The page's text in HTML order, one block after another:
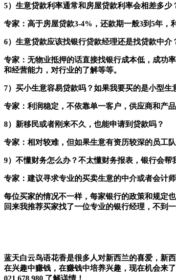
5）生意贷款利率通常和房屋贷款利率会相差多少
专家：高于房屋贷款3-4%，还款期一般3到5年
6）生意贷款应该找银行贷款经理还是找贷款中介
专家：无物业抵押的话直接找银行成本低，成功
和经营能力，对行业的了解等等。
7）买小生意容易贷款吗？如果我要买的是小型生
专家：利润稳定，不依靠单一客户，供应商和产
8）新移民或者刚来不久，也能申请到贷款吗？
专家：相对较难，但如果生意有资历较深的员工队
9）不懂财务怎么办？不太懂财务报表，银行会帮
专家：建议寻求专业的买卖生意的中介或者会计
每位买家的情况不一样，每家银行的政策和规定
回来我推荐买家找了一位专业的银行经理，不到
蓝天白云鸟语花香是很多人对新西兰的喜爱，新
在兴趣中赚钱，在赚钱中培养兴趣，现在机会来
021 678 980 了解详情！